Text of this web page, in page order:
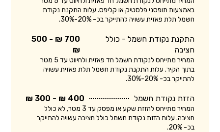
באמצעות תופסני פלסטיק או קליפס. עלות התקנת נקודת
חשמל תלת פאזית עשויה להתייקר בכ- 20%-30%.
התקנת נקודת חשמל - כולל
חציבה
700 ₪ - 500
₪
המחיר מתייחס לנקודת חשמל חד פאזית ולחיווט עד 5 מטר
בתוך הקיר. עלות התקנת נקודת חשמל תלת פאזית עשויה
להתייקר בכ- 20%-30%.
הזזת נקודת חשמל 400 ₪ - 300 ₪
המחיר מתייחס להזזת שקע או מפסק עד 3 מטר, לא כולל
חציבה. עלות הזזת נקודת חשמל כולל חציבה עשויה להתייקר
בכ- 20%.